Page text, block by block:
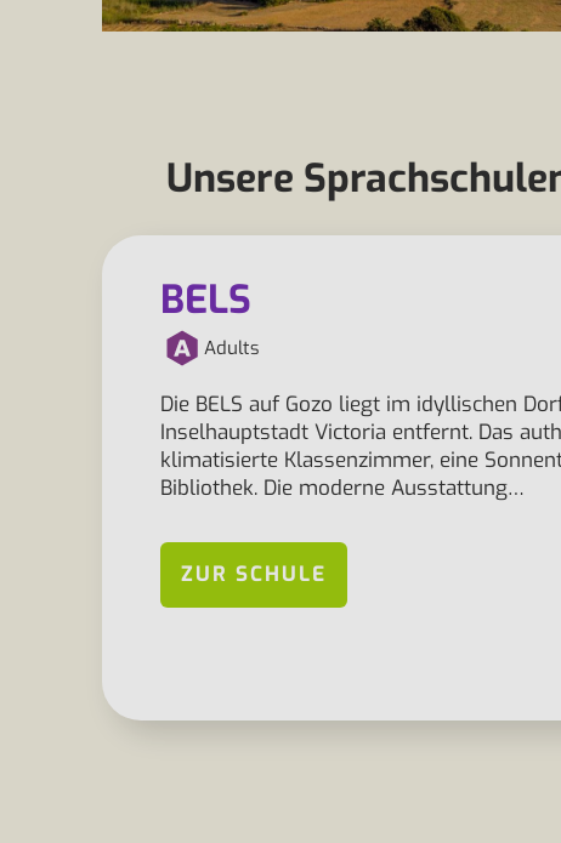
Unsere
BELS
Adults
Die BELS auf Gozo liegt im idyllischen
Inselhauptstadt Victoria entfernt. Das
klimatisierte Klassenzimmer, eine
Bibliothek. Die moderne Ausstattung…
ZUR SCHULE